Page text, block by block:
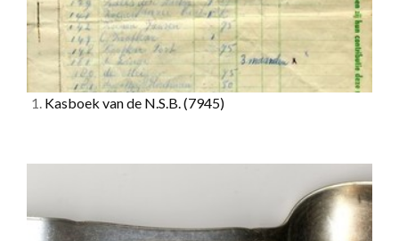
1. Kasboek van de N.S.B.(7945)